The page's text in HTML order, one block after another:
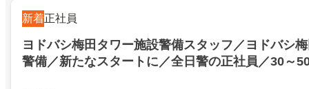
新着正社員
ヨドバシ梅田タワー施設警備スタッフ／ヨドバシ
警備／新たなスタートに／全日警の正社員／30～